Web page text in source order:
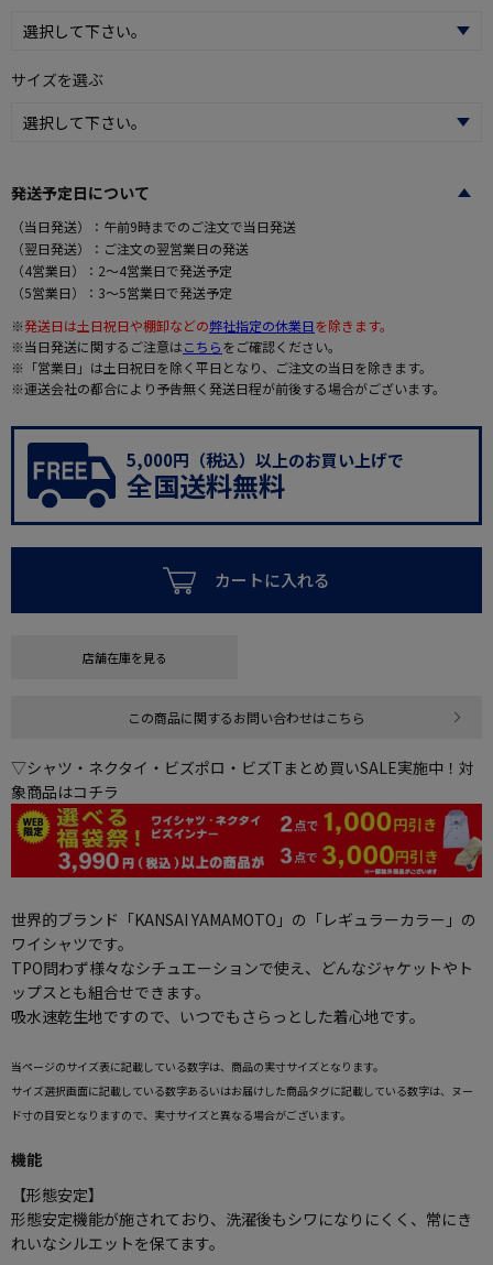
サイズを選ぶ
発送予定日について
（当日発送）：午前9時までのご注文で当日発送
（翌日発送）：ご注文の翌営業日の発送
（4営業日）：2～4営業日で発送予定
（5営業日）：3～5営業日で発送予定
※発送日は土日祝日や棚卸などの弊社指定の休業日を除きます。
※当日発送に関するご注意はこちらをご確認ください。
※「営業日」は土日祝日を除く平日となり、ご注文の当日を除きます。
※運送会社の都合により予告無く発送日程が前後する場合がございます。
5,000円（税込）以上のお買い上げで
全国送料無料
カートに入れる
店舗在庫を見る
この商品に関するお問い合わせはこちら
▽シャツ・ネクタイ・ビズポロ・ビズTまとめ買いSALE実施中！対
象商品はコチラ
世界的ブランド「KANSAI YAMAMOTO」の「レギュラーカラー」の
ワイシャツです。
TPO問わず様々なシチュエーションで使え、どんなジャケットやト
ップスとも組合せできます。
吸水速乾生地ですので、いつでもさらっとした着心地です。
当ページのサイズ表に記載している数字は、商品の実寸サイズとなります。
サイズ選択画面に記載している数字あるいはお届けした商品タグに記載している数字は、ヌー
ド寸の目安となりますので、実寸サイズと異なる場合がございます。
機能
【形態安定】
形態安定機能が施されており、洗濯後もシワになりにくく、常にき
れいなシルエットを保てます。